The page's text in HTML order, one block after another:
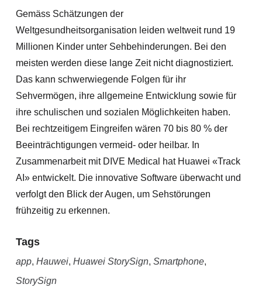
Gemäss Schätzungen der
Weltgesundheitsorganisation leiden weltweit rund 19
Millionen Kinder unter Sehbehinderungen. Bei den
meisten werden diese lange Zeit nicht diagnostiziert.
Das kann schwerwiegende Folgen für ihr
Sehvermögen, ihre allgemeine Entwicklung sowie für
ihre schulischen und sozialen Möglichkeiten haben.
Bei rechtzeitigem Eingreifen wären 70 bis 80 % der
Beeinträchtigungen vermeid- oder heilbar. In
Zusammenarbeit mit DIVE Medical hat Huawei «Track
AI» entwickelt. Die innovative Software überwacht und
verfolgt den Blick der Augen, um Sehstörungen
frühzeitig zu erkennen.
Tags
app, Hauwei, Huawei StorySign, Smartphone,
StorySign